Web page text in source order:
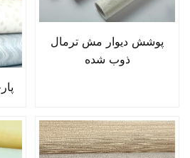
پوشش دیوار مش ترمال
ذوب شده